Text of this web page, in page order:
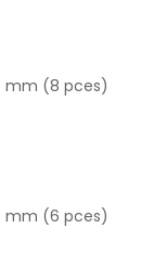
mm (8 pces)
mm (6 pces)